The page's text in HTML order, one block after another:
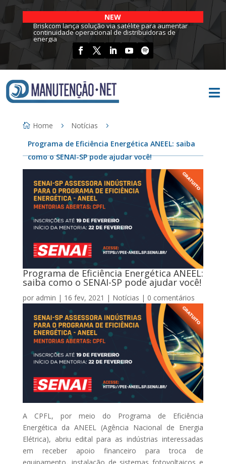
NEW
Briskcom lança solução via satélite para aumentar
continuidade operacional de distribuidoras de
energia

Home
Notícias
Programa de Eficiência Energética ANEEL: saiba
como o SENAI-SP pode ajudar você!
Programa de Eficiência Energética ANEEL:
saiba como o SENAI-SP pode ajudar você!
por admin | 16 fev, 2021 | Notícias | 0 comentários
A CPFL, por meio do Programa de Eficiência
Energética da ANEEL (Agência Nacional de Energia
Elétrica), abriu edital para as indústrias interessadas
em receber apoio financeiro para troca de